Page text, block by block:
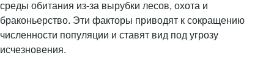
среды обитания из-за вырубки лесов, охота и
браконьерство. Эти факторы приводят к сокращению
численности популяции и ставят вид под угрозу
исчезновения.